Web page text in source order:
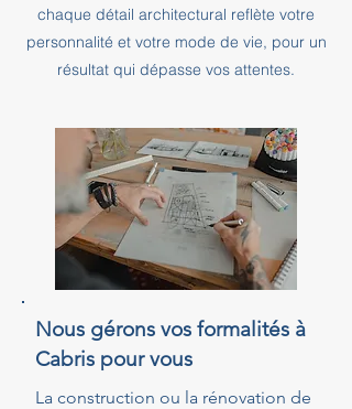
chaque détail architectural reflète votre
personnalité et votre mode de vie, pour un
résultat qui dépasse vos attentes.
Nous gérons vos formalités à
Cabris pour vous
La construction ou la rénovation de